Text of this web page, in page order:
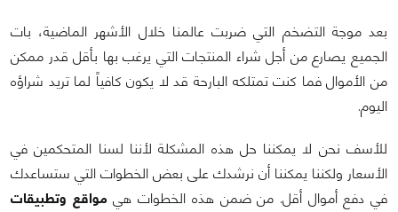
بعد موجة التضخم التي ضربت عالمنا خلال الأشهر الماضية، بات
الجميع يصارع من أجل شراء المنتجات التي يرغب بها بأقل قدر ممكن
من الأموال فما كنت تمتلكه البارحة قد لا يكون كافياً لما تريد شراؤه
اليوم.
للأسف نحن لا يمكننا حل هذه المشكلة لأننا لسنا المتحكمين في
الأسعار ولكننا يمكننا أن نرشدك على بعض الخطوات التي ستساعدك
في دفع أموال أقل. من ضمن هذه الخطوات هي مواقع وتطبيقات